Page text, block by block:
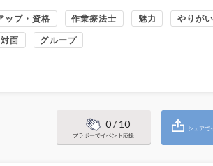
ップ・資格 作業療法士 魅力 やりが
対面 グループ
0/ 10
ブラボーでイベント応援
シェアで